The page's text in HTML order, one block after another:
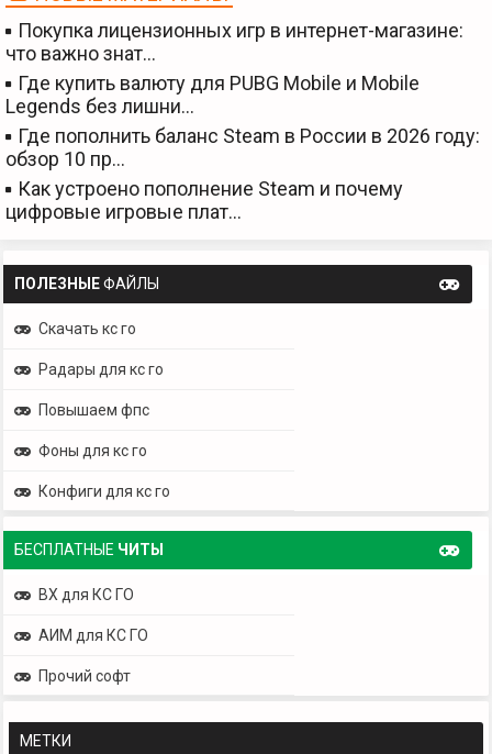
Покупка лицензионных игр в интернет-магазине:
что важно знат…
Где купить валюту для PUBG Mobile и Mobile
Legends без лишни…
Где пополнить баланс Steam в России в 2026 году:
обзор 10 пр…
Как устроено пополнение Steam и почему
цифровые игровые плат…
ПОЛЕЗНЫЕФАЙЛЫ
Скачать кс го
Радары для кс го
Повышаем фпс
Фоны для кс го
Конфиги для кс го
БЕСПЛАТНЫЕ ЧИТЫ
ВХ для КС ГО
АИМ для КС ГО
Прочий софт
МЕТКИ